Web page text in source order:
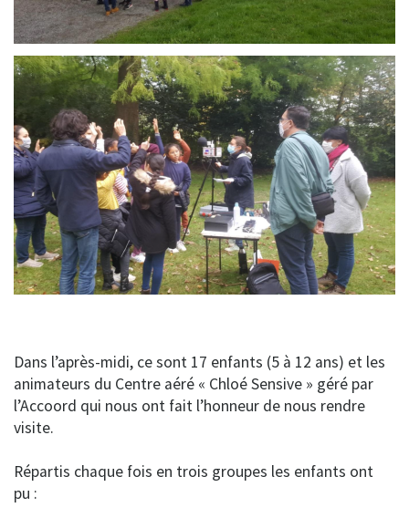
Dans l’après-midi, ce sont 17 enfants (5 à 12 ans) et les
animateurs du Centre aéré « Chloé Sensive » géré par
l’Accoord qui nous ont fait l’honneur de nous rendre
visite.
Répartis chaque fois en trois groupes les enfants ont
pu :